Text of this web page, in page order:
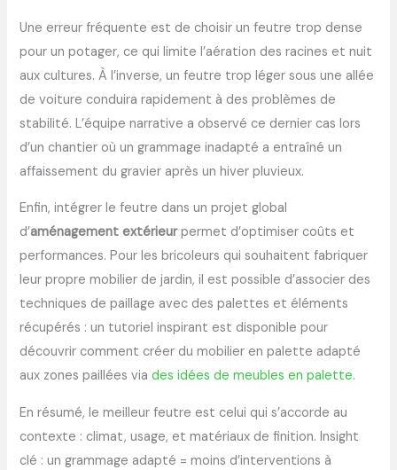
Une erreur fréquente est de choisir un feutre trop dense
pour un potager, ce qui limite l’aération des racines et nuit
aux cultures. À l’inverse, un feutre trop léger sous une allée
de voiture conduira rapidement à des problèmes de
stabilité. L’équipe narrative a observé ce dernier cas lors
d’un chantier où un grammage inadapté a entraîné un
affaissement du gravier après un hiver pluvieux.
Enfin, intégrer le feutre dans un projet global
d’aménagement extérieurpermet d’optimiser coûts et
performances. Pour les bricoleurs qui souhaitent fabriquer
leur propre mobilier de jardin, il est possible d’associer des
techniques de paillage avec des palettes et éléments
récupérés : un tutoriel inspirant est disponible pour
découvrir comment créer du mobilier en palette adapté
aux zones paillées viades idées de meubles en palette.
En résumé, le meilleur feutre est celui qui s’accorde au
contexte : climat, usage, et matériaux de finition. Insight
clé : un grammage adapté = moins d’interventions à